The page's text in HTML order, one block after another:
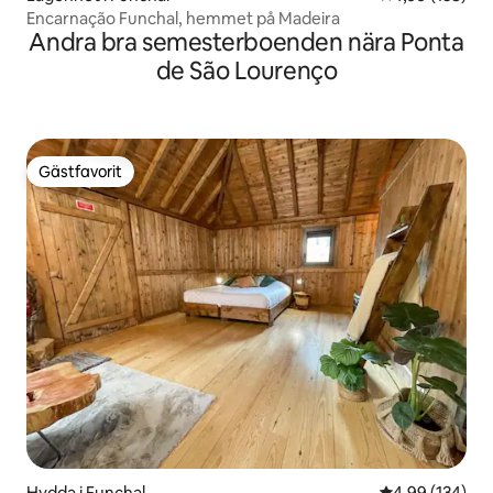
Encarnação Funchal, hemmet på Madeira
Andra bra semesterboenden nära Ponta
de São Lourenço
Gästfavorit
Gästfavorit